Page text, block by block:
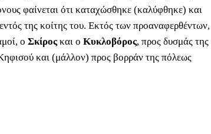
φαίνεται ότι καταχώσθηκε (καλύφθηκε) και
της κοίτης του. Εκτός των προαναφερθέντων,
ο Σκίρος και ο Κυκλοβόρος, προς δυσμάς της
και (μάλλον) προς βορράν της πόλεως